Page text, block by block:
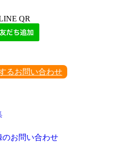
るお問い合わせ
お問い合わせ